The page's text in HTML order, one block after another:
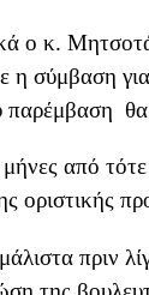
ο κ.
η σύμβαση
παρέμβαση
από
οριστικής
πριν